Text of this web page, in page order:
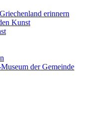
erinnern
Kunst
der Gemeinde